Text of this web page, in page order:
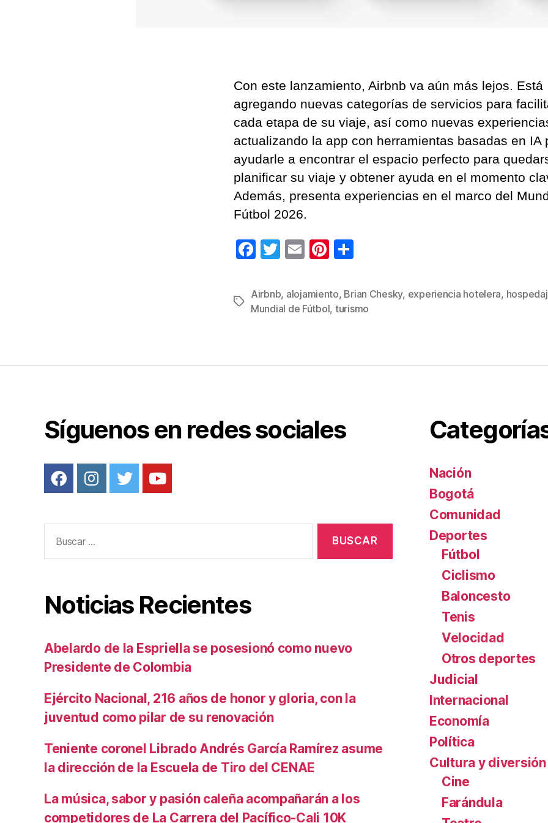
Con este lanzamiento, Airbnb va aún más lejos. Está
agregando nuevas categorías de servicios para
cada etapa de su viaje, así como nuevas
actualizando la app con herramientas basadas en IA
ayudarle a encontrar el espacio perfecto para
planificar su viaje y obtener ayuda en el momento
Además, presenta experiencias en el marco del
Fútbol 2026.
F
c
e
o
T
tt
er
E
ail
Pi
er
e
m
p
Etiquetas
Airbnb, alojamiento, Brian Chesky, experiencia hotelera,
Mundial de Fútbol, turismo
Síguenos en redes sociales
Noticias Recientes
Abelardo de la Espriella se posesionó como nuevo
Presidente de Colombia
Ejército Nacional, 216 años de honor y gloria, con la
juventud como pilar de su renovación
Teniente coronel Librado Andrés García Ramírez asume
la dirección de la Escuela de Tiro del CENAE
La música, sabor y pasión caleña acompañarán a los
competidores de La Carrera del Pacífico-Cali 10K
Nación
Bogotá
Comunidad
Deportes
Fútbol
Ciclismo
Baloncesto
Tenis
Velocidad
Otros deportes
Judicial
Internacional
Economía
Política
Cultura y diversión
Cine
Farándula